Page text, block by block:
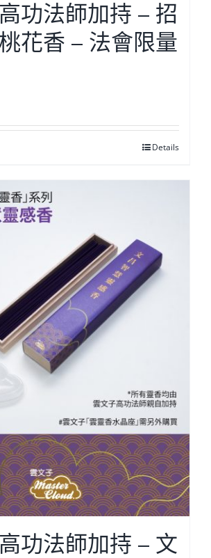
功法師加持 – 招
花香 – 法會限量
Details
功法師加持 – 文